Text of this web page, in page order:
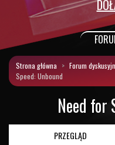
Strona główna Forum
Speed: Unbound
Need for
PRZEGLĄD